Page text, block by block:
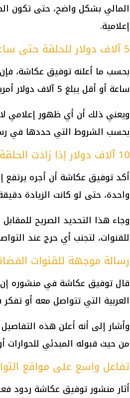
المالي بشكل واضح، حتى تكون
إعلامية.
5 آلاف دولار للحلقة حتى ساعة
بحسب ما أعلنه توفيق عكاشة،
ساعة أو أقل يبلغ 5 آلاف دولار أمريكي.
بحسب الشروط التي حددها في
10 آلاف دولار إذا زادت الحلقة عن ساعة
واحدة، حتى لو كانت الزيادة
وجاء هذا التحديد الصريح
للقنوات، لتجنب أي حرج عند
رسالة موجهة للقنوات
قال توفيق عكاشة في منشوره إن
العربية التي تتواصل معه أو
وأشار إلى أنه أعلن هذه
من حيث قبوله المبدئي للحوارات
تفاعل واسع على مواقع
أثار منشور توفيق عكاشة ردود